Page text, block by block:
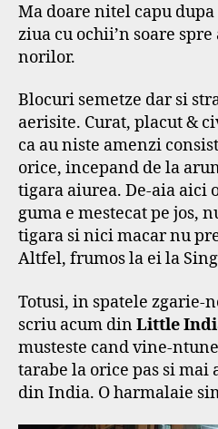
Ma doare nitel capu
ziua cu ochii’n soare
norilor.
Blocuri semetze dar si
aerisite. Curat, placut &
ca au niste amenzi
orice, incepand de la
tigara aiurea. De-aia aici
guma e mestecat pe jos,
tigara si nici macar nu
Altfel, frumos la ei la
Totusi, in spatele zgarie-
scriu acum dinLittle
musteste cand vine-
tarabe la orice pas si mai
din India. O harmalaie